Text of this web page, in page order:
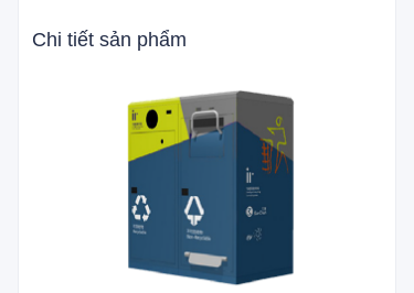
Chi tiết sản phẩm